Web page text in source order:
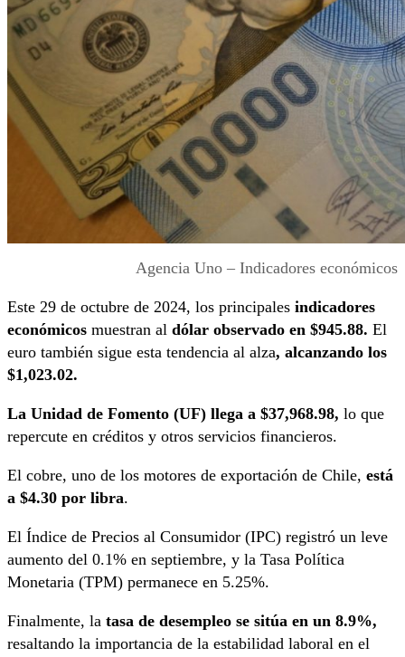
Agencia Uno – Indicadores económicos
Este 29 de octubre de 2024, los principales indicadores
económicos muestran al dólar observado en $945.88. El
euro también sigue esta tendencia al alza, alcanzando los
$1,023.02.
La Unidad de Fomento (UF) llega a $37,968.98, lo que
repercute en créditos y otros servicios financieros.
El cobre, uno de los motores de exportación de Chile, está
a $4.30 por libra.
El Índice de Precios al Consumidor (IPC) registró un leve
aumento del 0.1% en septiembre, y la Tasa Política
Monetaria (TPM) permanece en 5.25%.
Finalmente, la tasa de desempleo se sitúa en un 8.9%,
resaltando la importancia de la estabilidad laboral en el